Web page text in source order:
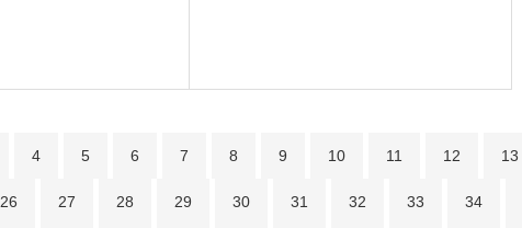
4 5 6 7 8 9 10 11 12 13
26 27 28 29 30 31 32 33 34